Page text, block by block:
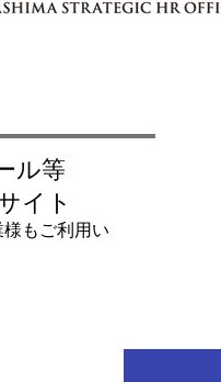
ル等
イト
もご利用い